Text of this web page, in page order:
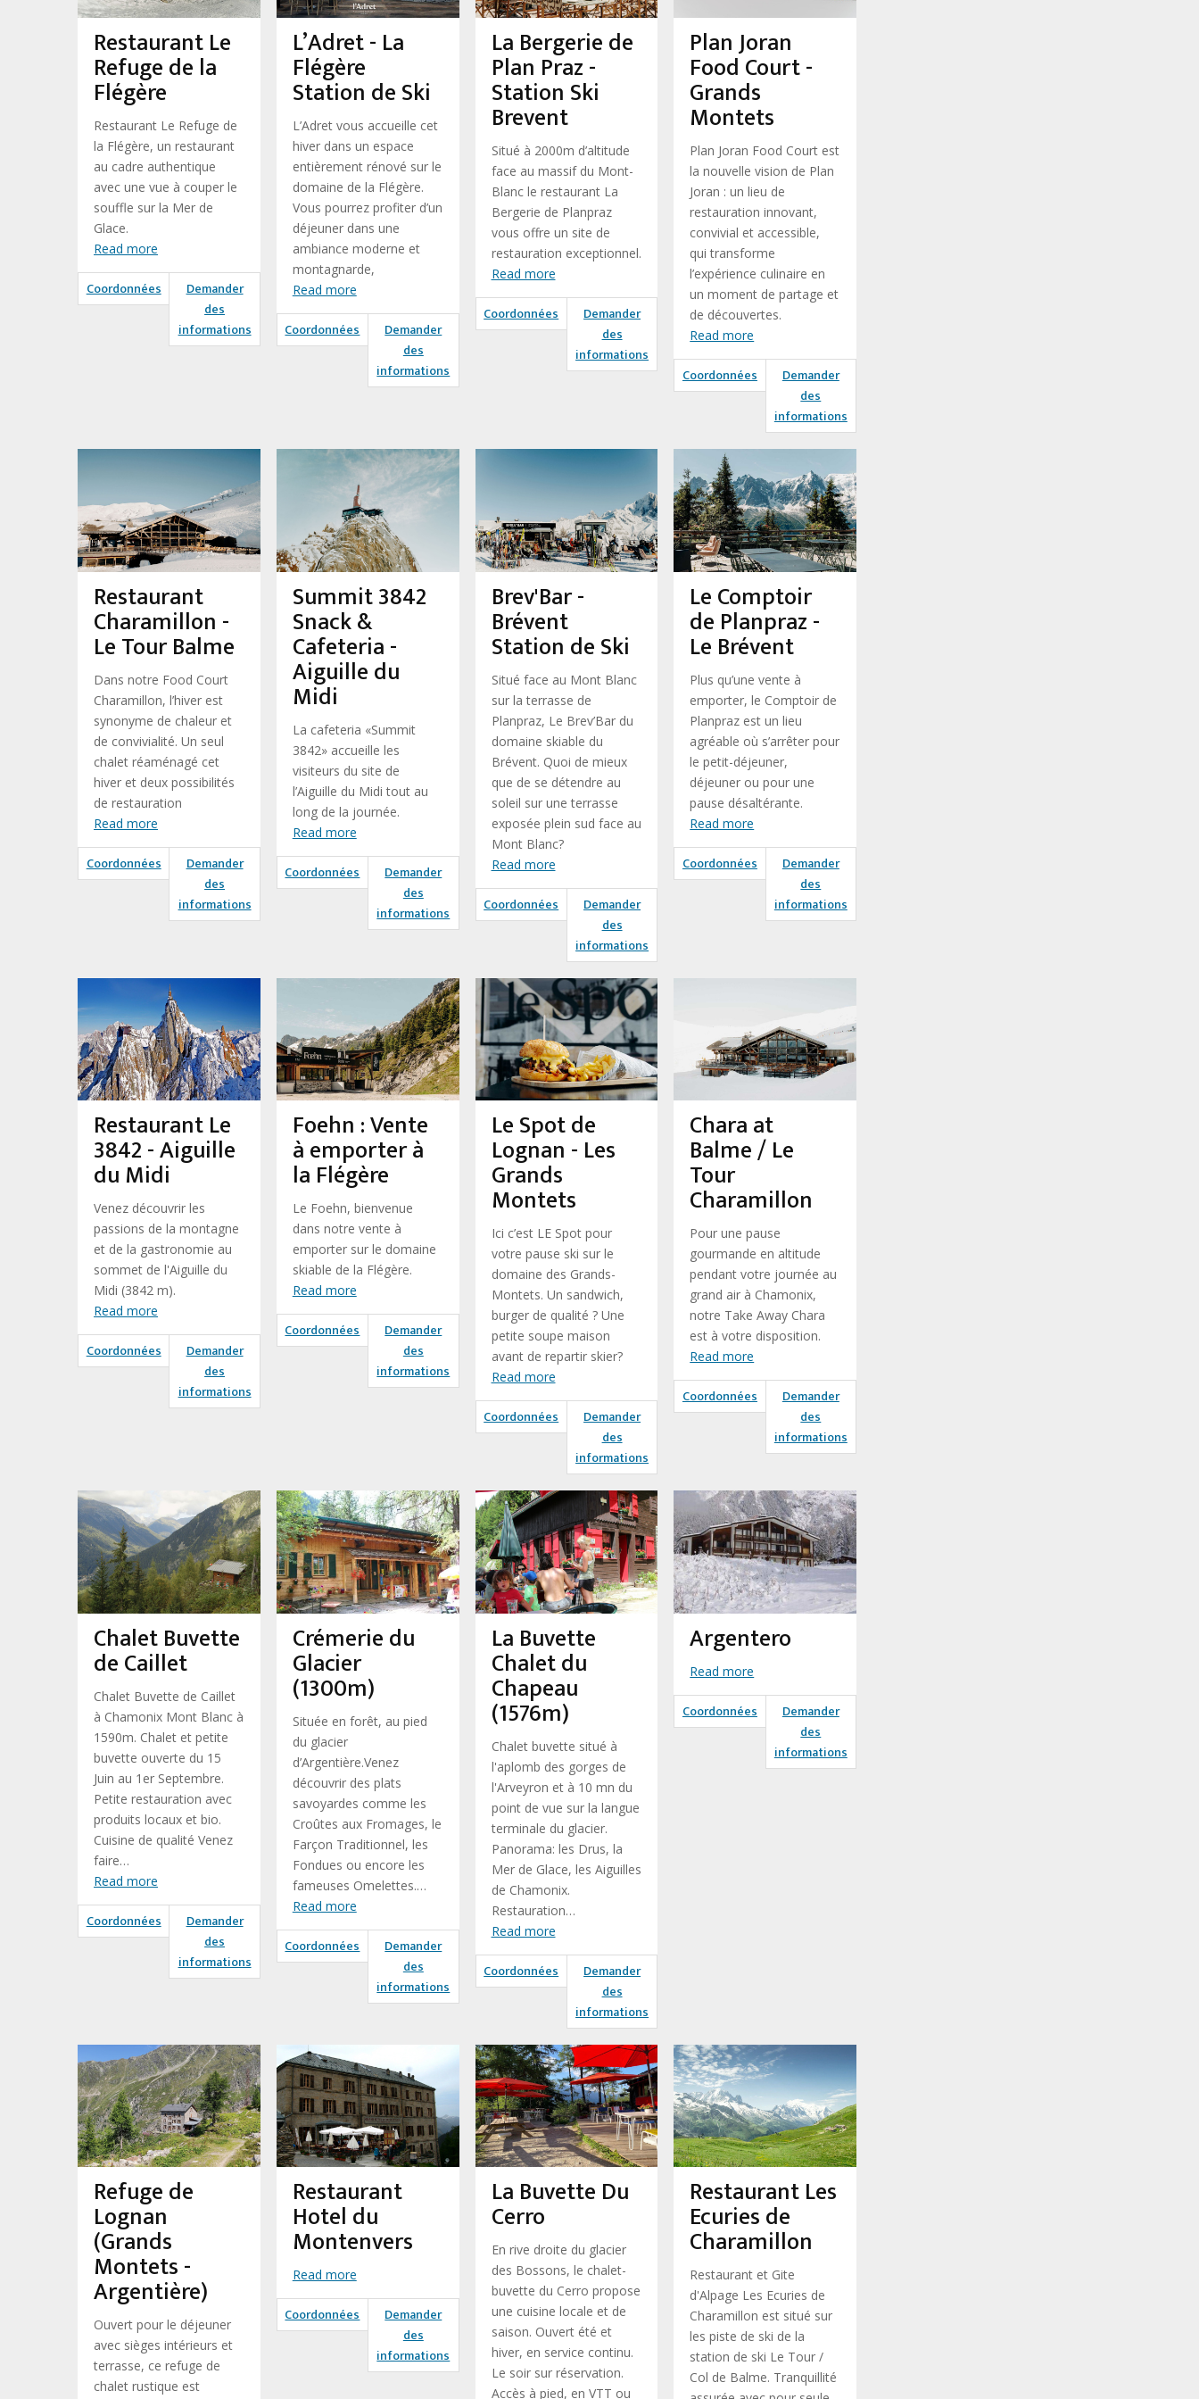
Restaurant Le
Refuge de la
Flégère
Restaurant Le Refuge de
la Flégère, un restaurant
au cadre authentique
avec une vue à couper le
souffle sur la Mer de
Glace.
Read more
Coordonnées
Demander
des
informations
L’Adret - La
Flégère
Station de Ski
L’Adret vous accueille cet
hiver dans un espace
entièrement rénové sur le
domaine de la Flégère.
Vous pourrez profiter d’un
déjeuner dans une
ambiance moderne et
montagnarde,
Read more
Coordonnées
Demander
des
informations
La Bergerie de
Plan Praz -
Station Ski
Brevent
Situé à 2000m d’altitude
face au massif du Mont-
Blanc le restaurant La
Bergerie de Planpraz
vous offre un site de
restauration exceptionnel.
Read more
Coordonnées
Demander
des
informations
Plan Joran
Food Court -
Grands
Montets
Plan Joran Food Court est
la nouvelle vision de Plan
Joran : un lieu de
restauration innovant,
convivial et accessible,
qui transforme
l’expérience culinaire en
un moment de partage et
de découvertes.
Read more
Coordonnées
Demander
des
informations
Restaurant
Charamillon -
Le Tour Balme
Dans notre Food Court
Charamillon, l’hiver est
synonyme de chaleur et
de convivialité. Un seul
chalet réaménagé cet
hiver et deux possibilités
de restauration
Read more
Coordonnées
Demander
des
informations
Summit 3842
Snack &
Cafeteria -
Aiguille du
Midi
La cafeteria «Summit
3842» accueille les
visiteurs du site de
l’Aiguille du Midi tout au
long de la journée.
Read more
Coordonnées
Demander
des
informations
Brev'Bar -
Brévent
Station de Ski
Situé face au Mont Blanc
sur la terrasse de
Planpraz, Le Brev’Bar du
domaine skiable du
Brévent. Quoi de mieux
que de se détendre au
soleil sur une terrasse
exposée plein sud face au
Mont Blanc?
Read more
Coordonnées
Demander
des
informations
Le Comptoir
de Planpraz -
Le Brévent
Plus qu’une vente à
emporter, le Comptoir de
Planpraz est un lieu
agréable où s’arrêter pour
le petit-déjeuner,
déjeuner ou pour une
pause désaltérante.
Read more
Coordonnées
Demander
des
informations
Restaurant Le
3842 - Aiguille
du Midi
Venez découvrir les
passions de la montagne
et de la gastronomie au
sommet de l'Aiguille du
Midi (3842 m).
Read more
Coordonnées
Demander
des
informations
Foehn : Vente
à emporter à
la Flégère
Le Foehn, bienvenue
dans notre vente à
emporter sur le domaine
skiable de la Flégère.
Read more
Coordonnées
Demander
des
informations
Le Spot de
Lognan - Les
Grands
Montets
Ici c’est LE Spot pour
votre pause ski sur le
domaine des Grands-
Montets. Un sandwich,
burger de qualité ? Une
petite soupe maison
avant de repartir skier?
Read more
Coordonnées
Demander
des
informations
Chara at
Balme / Le
Tour
Charamillon
Pour une pause
gourmande en altitude
pendant votre journée au
grand air à Chamonix,
notre Take Away Chara
est à votre disposition.
Read more
Coordonnées
Demander
des
informations
Chalet Buvette
de Caillet
Chalet Buvette de Caillet
à Chamonix Mont Blanc à
1590m. Chalet et petite
buvette ouverte du 15
Juin au 1er Septembre.
Petite restauration avec
produits locaux et bio.
Cuisine de qualité Venez
faire…
Read more
Coordonnées
Demander
des
informations
Crémerie du
Glacier
(1300m)
Située en forêt, au pied
du glacier
d’Argentière.Venez
découvrir des plats
savoyardes comme les
Croûtes aux Fromages, le
Farçon Traditionnel, les
Fondues ou encore les
fameuses Omelettes.…
Read more
Coordonnées
Demander
des
informations
La Buvette
Chalet du
Chapeau
(1576m)
Chalet buvette situé à
l'aplomb des gorges de
l'Arveyron et à 10 mn du
point de vue sur la langue
terminale du glacier.
Panorama: les Drus, la
Mer de Glace, les Aiguilles
de Chamonix.
Restauration…
Read more
Coordonnées
Demander
des
informations
Argentero
Read more
Coordonnées
Demander
des
informations
Refuge de
Lognan
(Grands
Montets -
Argentière)
Ouvert pour le déjeuner
avec sièges intérieurs et
terrasse, ce refuge de
chalet rustique est
Restaurant
Hotel du
Montenvers
Read more
Coordonnées
Demander
des
informations
La Buvette Du
Cerro
En rive droite du glacier
des Bossons, le chalet-
buvette du Cerro propose
une cuisine locale et de
saison. Ouvert été et
hiver, en service continu.
Le soir sur réservation.
Accès à pied, en VTT ou
Restaurant Les
Ecuries de
Charamillon
Restaurant et Gite
d'Alpage Les Ecuries de
Charamillon est situé sur
les piste de ski de la
station de ski Le Tour /
Col de Balme. Tranquillité